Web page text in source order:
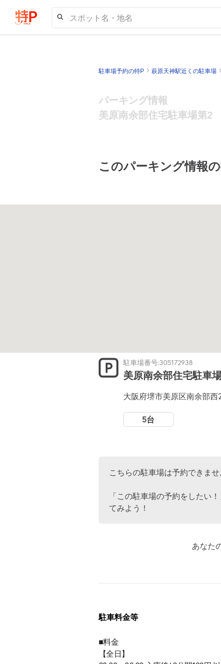
スポット名・地名
駐車場予約の特P 萩原天神駅近くの駐車場
パーキング情報
美原南余部住宅駐車場第2
このパーキング情報
駐車場番号:305172938
美原南余部住宅駐車
大阪府堺市美原区南余部西
5台
こちらの駐車場は予約できませ
「この駐車場の予約をしたい
てみよう！
あなた
駐車料金等
■料金
【全日】